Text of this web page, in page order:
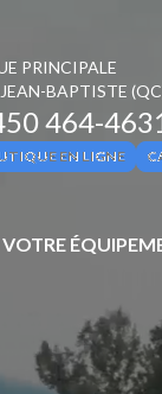
PRINCIPALE
BAPTISTE
464-
EN LIGNE